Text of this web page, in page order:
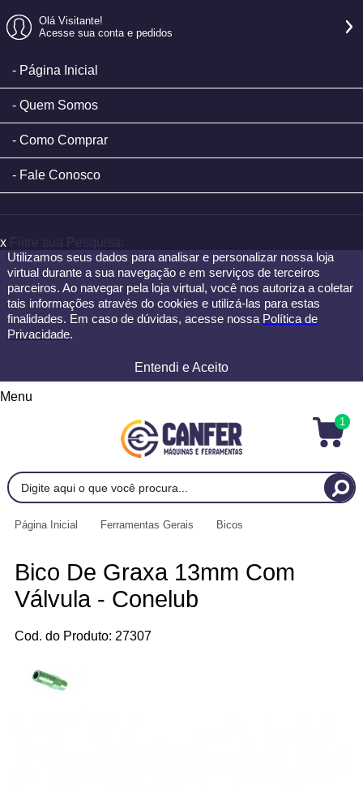
Olá Visitante!
Acesse sua conta e pedidos
Página Inicial
Quem Somos
Como Comprar
Fale Conosco
x Filtre sua Pesquisa:
Utilizamos seus dados para analisar e personalizar nossa loja
virtual durante a sua navegação e em serviços de terceiros
parceiros. Ao navegar pela loja virtual, você nos autoriza a coletar
tais informações através do cookies e utilizá-las para estas
finalidades. Em caso de dúvidas, acesse nossa Política de
Privacidade.
Entendi e Aceito
Menu
1
Página Inicial Ferramentas Gerais Bicos
Bico De Graxa 13mm Com
Válvula - Conelub
Cod. do Produto: 27307